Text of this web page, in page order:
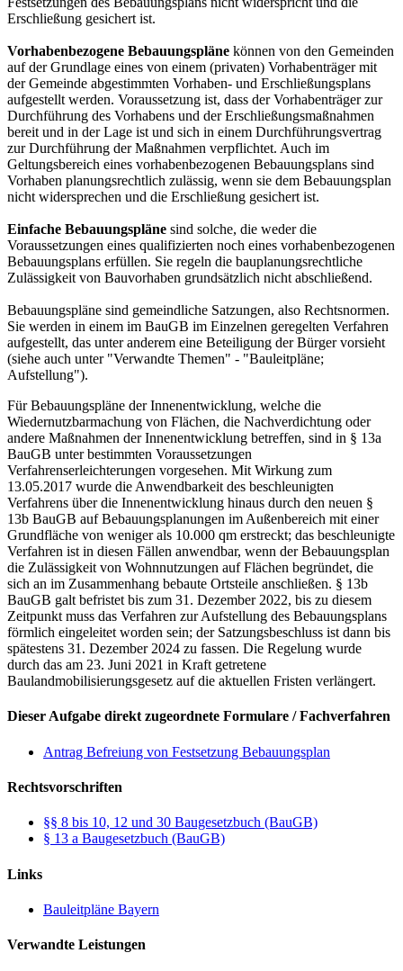
Erschließung gesichert ist.
Vorhabenbezogene Bebauungspläne können von den Gemeinden
auf der Grundlage eines von einem (privaten) Vorhabenträger mit
der Gemeinde abgestimmten Vorhaben- und Erschließungsplans
aufgestellt werden. Voraussetzung ist, dass der Vorhabenträger zur
Durchführung des Vorhabens und der Erschließungsmaßnahmen
bereit und in der Lage ist und sich in einem Durchführungsvertrag
zur Durchführung der Maßnahmen verpflichtet. Auch im
Geltungsbereich eines vorhabenbezogenen Bebauungsplans sind
Vorhaben planungsrechtlich zulässig, wenn sie dem Bebauungsplan
nicht widersprechen und die Erschließung gesichert ist.
Einfache Bebauungspläne sind solche, die weder die
Voraussetzungen eines qualifizierten noch eines vorhabenbezogenen
Bebauungsplans erfüllen. Sie regeln die bauplanungsrechtliche
Zulässigkeit von Bauvorhaben grundsätzlich nicht abschließend.
Bebauungspläne sind gemeindliche Satzungen, also Rechtsnormen.
Sie werden in einem im BauGB im Einzelnen geregelten Verfahren
aufgestellt, das unter anderem eine Beteiligung der Bürger vorsieht
(siehe auch unter "Verwandte Themen" - "Bauleitpläne;
Aufstellung").
Für Bebauungspläne der Innenentwicklung, welche die
Wiedernutzbarmachung von Flächen, die Nachverdichtung oder
andere Maßnahmen der Innenentwicklung betreffen, sind in § 13a
BauGB unter bestimmten Voraussetzungen
Verfahrenserleichterungen vorgesehen. Mit Wirkung zum
13.05.2017 wurde die Anwendbarkeit des beschleunigten
Verfahrens über die Innenentwicklung hinaus durch den neuen §
13b BauGB auf Bebauungsplanungen im Außenbereich mit einer
Grundfläche von weniger als 10.000 qm erstreckt; das beschleunigte
Verfahren ist in diesen Fällen anwendbar, wenn der Bebauungsplan
die Zulässigkeit von Wohnnutzungen auf Flächen begründet, die
sich an im Zusammenhang bebaute Ortsteile anschließen. § 13b
BauGB galt befristet bis zum 31. Dezember 2022, bis zu diesem
Zeitpunkt muss das Verfahren zur Aufstellung des Bebauungsplans
förmlich eingeleitet worden sein; der Satzungsbeschluss ist dann bis
spätestens 31. Dezember 2024 zu fassen. Die Regelung wurde
durch das am 23. Juni 2021 in Kraft getretene
Baulandmobilisierungsgesetz auf die aktuellen Fristen verlängert.
Dieser Aufgabe direkt zugeordnete Formulare / Fachverfahren
Antrag Befreiung von Festsetzung Bebauungsplan
Rechtsvorschriften
§§ 8 bis 10, 12 und 30 Baugesetzbuch (BauGB)
§ 13 a Baugesetzbuch (BauGB)
Links
Bauleitpläne Bayern
Verwandte Leistungen